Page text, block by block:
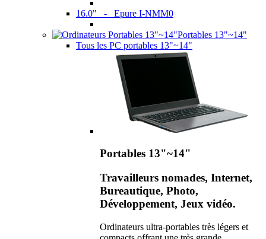
16.0" - Epure I-NMM0
Portables 13"~14"
Tous les PC portables 13"~14"
Portables 13"~14"
Travailleurs nomades, Internet,
Bureautique, Photo,
Développement, Jeux vidéo.
Ordinateurs ultra-portables très légers et